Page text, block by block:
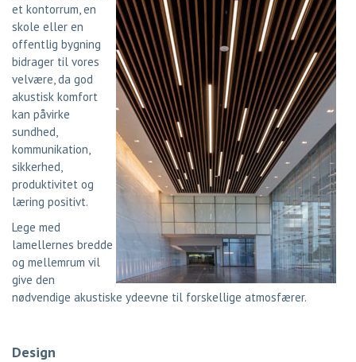
et kontorrum, en
skole eller en
offentlig bygning
bidrager til vores
velvære, da god
akustisk komfort
kan påvirke
sundhed,
kommunikation,
sikkerhed,
produktivitet og
læring positivt.
Lege med
lamellernes bredde
og mellemrum vil
give den
nødvendige akustiske ydeevne til forskellige atmosfærer.
Design